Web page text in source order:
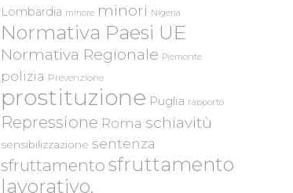
Lombardia minore minori Nigeria
Normativa Paesi UE
Normativa Regionale Piemonte
polizia Prevenzione
prostituzione Puglia rapporto
Repressione Roma schiavitù
sensibilizzazione sentenza
sfruttamento sfruttamento
lavorativo.